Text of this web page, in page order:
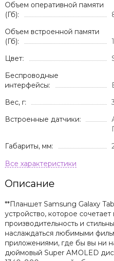
Объем оперативной памяти
(Гб):
Объем встроенной памяти
(Гб):
Цвет:
Беспроводные
интерфейсы:
Вес, г:
Встроенные датчики:
Габариты, мм:
Описание
**Планшет Samsung Galaxy
устройство, которое
производительность и
наслаждаться любимыми
приложениями, где бы вы ни
дюймовый Super AMOLED